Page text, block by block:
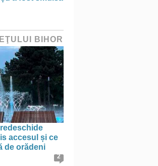
BIHOR
accesul și ce
de orădeni
2